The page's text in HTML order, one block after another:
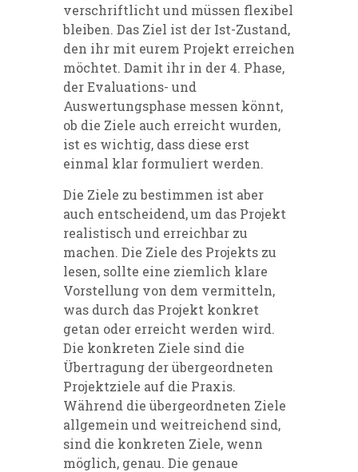
verschriftlicht und müssen flexibel
bleiben. Das Ziel ist der Ist-Zustand,
den ihr mit eurem Projekt erreichen
möchtet. Damit ihr in der 4. Phase,
der Evaluations- und
Auswertungsphase messen könnt,
ob die Ziele auch erreicht wurden,
ist es wichtig, dass diese erst
einmal klar formuliert werden.
Die Ziele zu bestimmen ist aber
auch entscheidend, um das Projekt
realistisch und erreichbar zu
machen. Die Ziele des Projekts zu
lesen, sollte eine ziemlich klare
Vorstellung von dem vermitteln,
was durch das Projekt konkret
getan oder erreicht werden wird.
Die konkreten Ziele sind die
Übertragung der übergeordneten
Projektziele auf die Praxis.
Während die übergeordneten Ziele
allgemein und weitreichend sind,
sind die konkreten Ziele, wenn
möglich, genau. Die genaue